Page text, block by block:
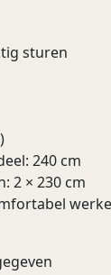
sturen
240 cm
2 × 230 cm